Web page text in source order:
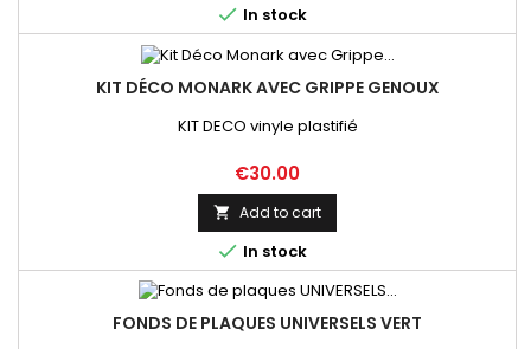
 In stock
KIT DÉCO MONARK AVEC GRIPPE GENOUX
KIT DECO vinyle plastifié
Price
€30.00
 Add to cart
 In stock
FONDS DE PLAQUES UNIVERSELS VERT